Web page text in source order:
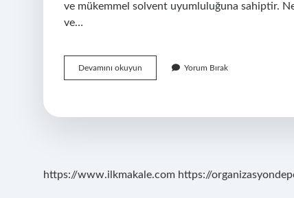
ve mükemmel solvent uyumluluğuna sahiptir.
ve…
Devamını okuyun
Ingilizce
Yorum Bırak
https://www.ilkmakale.com https://